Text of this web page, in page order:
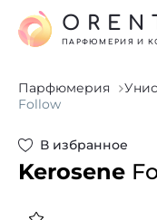
ПАРФЮМЕРИЯ И
Парфюмерия
Follow
В избранное
Kerosene